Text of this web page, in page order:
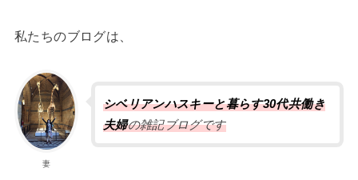
私たちのブログは、
妻
シベリアンハスキーと暮らす30代共働き
夫婦の雑記ブログです